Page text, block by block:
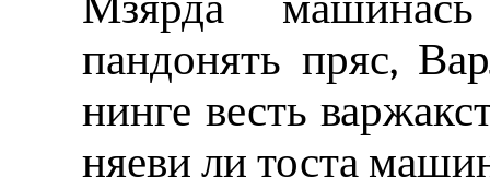
пандонять пряс,
нинге весть
няеви ли тоста